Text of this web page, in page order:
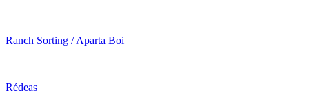
Ranch Sorting / Aparta Boi
Rédeas